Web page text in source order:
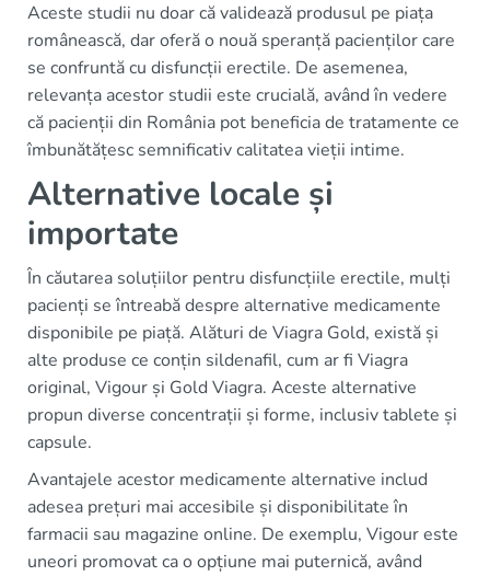
Aceste studii nu doar că validează produsul pe piața
românească, dar oferă o nouă speranță pacienților care
se confruntă cu disfuncții erectile. De asemenea,
relevanța acestor studii este crucială, având în vedere
că pacienții din România pot beneficia de tratamente ce
îmbunătățesc semnificativ calitatea vieții intime.
Alternative locale și
importate
În căutarea soluțiilor pentru disfuncțiile erectile, mulți
pacienți se întreabă despre alternative medicamente
disponibile pe piață. Alături de Viagra Gold, există și
alte produse ce conțin sildenafil, cum ar fi Viagra
original, Vigour și Gold Viagra. Aceste alternative
propun diverse concentrații și forme, inclusiv tablete și
capsule.
Avantajele acestor medicamente alternative includ
adesea prețuri mai accesibile și disponibilitate în
farmacii sau magazine online. De exemplu, Vigour este
uneori promovat ca o opțiune mai puternică, având